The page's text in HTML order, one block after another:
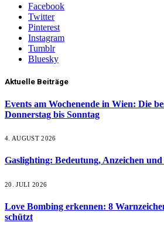
Facebook
Twitter
Pinterest
Instagram
Tumblr
Bluesky
Aktuelle Beiträge
Events am Wochenende in Wien: Die
Donnerstag bis Sonntag
4. AUGUST 2026
Gaslighting: Bedeutung, Anzeichen
20. JULI 2026
Love Bombing erkennen: 8
schützt